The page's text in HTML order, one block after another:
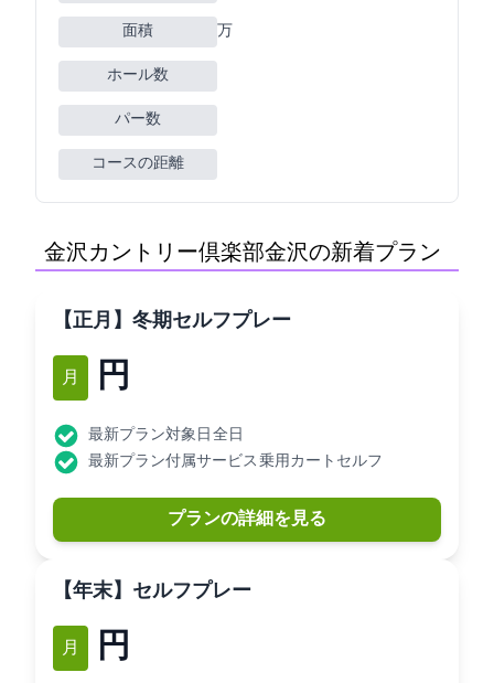
面積 134万m2
ホール数
パー数
コースの距離
金沢カントリー倶楽部(金沢CC)の新着プラン
【正月】冬期セルフプレー
1月 10,800円
最新プラン対象日: 全日
最新プラン付属サービス: 乗用カートセルフ
プランの詳細を見る
【年末】セルフプレー
12月 10,800円